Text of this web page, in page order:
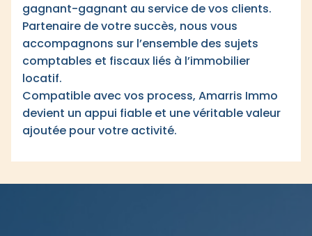
gagnant-gagnant au service de vos clients.
Partenaire de votre succès, nous vous
accompagnons sur l’ensemble des sujets
comptables et fiscaux liés à l’immobilier
locatif.
Compatible avec vos process, Amarris Immo
devient un appui fiable et une véritable valeur
ajoutée pour votre activité.